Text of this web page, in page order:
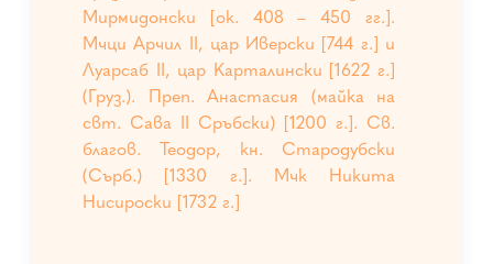
Мирмидонски [ок. 408 – 450 гг.].
Мчци Арчил II, цар Иверски [744 г.] и
Луарсаб II, цар Карталински [1622 г.]
(Груз.). Преп. Анастасия (майка на
свт. Сава II Сръбски) [1200 г.]. Св.
благов. Теодор, кн. Стародубски
(Сърб.) [1330 г.]. Мчк Никита
Нисироски [1732 г.]